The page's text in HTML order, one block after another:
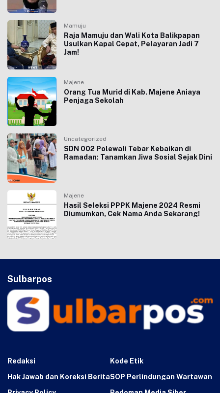
Mamuju
Raja Mamuju dan Wali Kota Balikpapan
Usulkan Kapal Cepat, Pelayaran Jadi 7
Jam!
Majene
Orang Tua Murid di Kab. Majene Aniaya
Penjaga Sekolah
Uncategorized
SDN 002 Polewali Tebar Kebaikan di
Ramadan: Tanamkan Jiwa Sosial Sejak Dini
Majene
Hasil Seleksi PPPK Majene 2024 Resmi
Diumumkan, Cek Nama Anda Sekarang!
Sulbarpos
Redaksi
Kode Etik
Hak Jawab dan Koreksi BeritaSOP Perlindungan Wartawan